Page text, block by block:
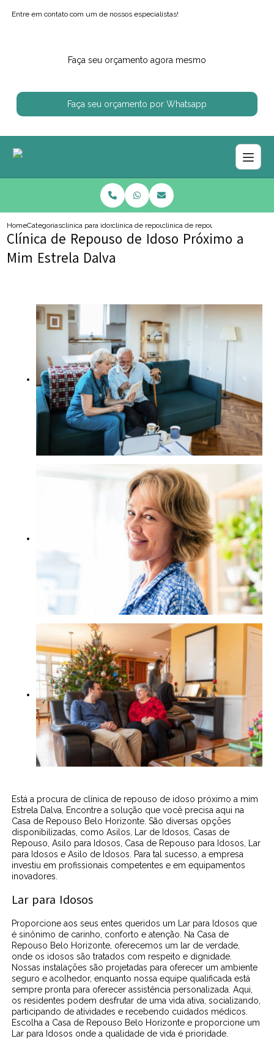
Entre em contato com um de nossos especialistas!
Faça seu orçamento agora mesmo
Faça seu orçamento por Whatsapp
HomeCategoriasclinica para idososclinica de repouso para idoso com alzheimer
clinica de repouso de idoso
Clínica de Repouso de Idoso Próximo a
Mim Estrela Dalva
Está a procura de clínica de repouso de idoso próximo a mim
Estrela Dalva, Encontre a solução que você precisa aqui na
Casa de Repouso Belo Horizonte. São diversas opções
disponibilizadas, como Asilos, Lar de Idosos, Casas de
Repouso, Asilo para Idosos, Casa de Repouso para Idosos, Lar
para Idosos e Asilo de Idosos. Para tal sucesso, a empresa
investiu em profissionais competentes e em equipamentos
inovadores.
Lar para Idosos
Proporcione aos seus entes queridos um Lar para Idosos que
é sinônimo de carinho, conforto e atenção. Na Casa de
Repouso Belo Horizonte, oferecemos um lar de verdade,
onde os idosos são tratados com respeito e dignidade.
Nossas instalações são projetadas para oferecer um ambiente
seguro e acolhedor, enquanto nossa equipe qualificada está
sempre pronta para oferecer assistência personalizada. Aqui,
os residentes podem desfrutar de uma vida ativa, socializando,
participando de atividades e recebendo cuidados médicos.
Escolha a Casa de Repouso Belo Horizonte e proporcione um
Lar para Idosos onde a qualidade de vida é prioridade.